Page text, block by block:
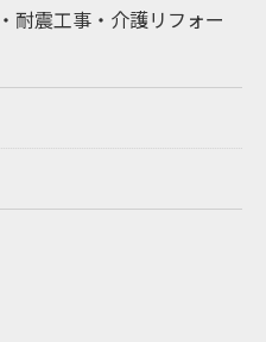
耐震工事・介護リフォー